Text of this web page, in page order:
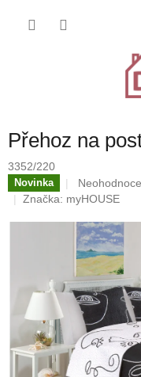
Přehoz na
3352/220
Novinka
Průměrné
hodnocení
je
0,0
z
hvězdiček.
Značka: myHOUSE